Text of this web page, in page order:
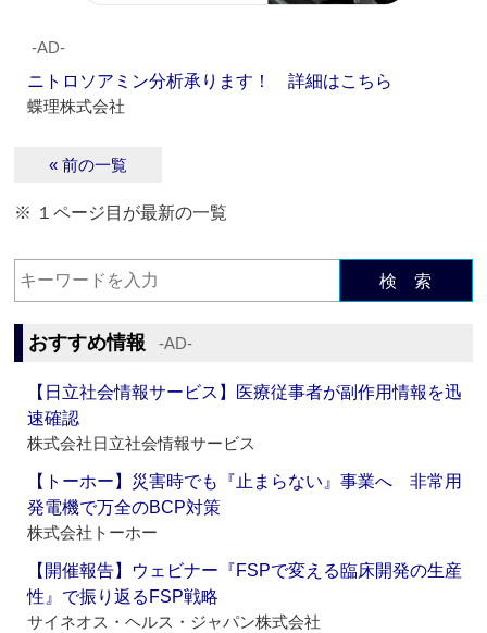
‐AD‐
ニトロソアミン分析承ります！ 詳細はこちら
蝶理株式会社
« 前の一覧
※ １ページ目が最新の一覧
検 索
おすすめ情報 ‐AD‐
【日立社会情報サービス】医療従事者が副作用情報を迅
速確認
株式会社日立社会情報サービス
【トーホー】災害時でも『止まらない』事業へ 非常用
発電機で万全のBCP対策
株式会社トーホー
【開催報告】ウェビナー『FSPで変える臨床開発の生産
性』で振り返るFSP戦略
サイネオス・ヘルス・ジャパン株式会社